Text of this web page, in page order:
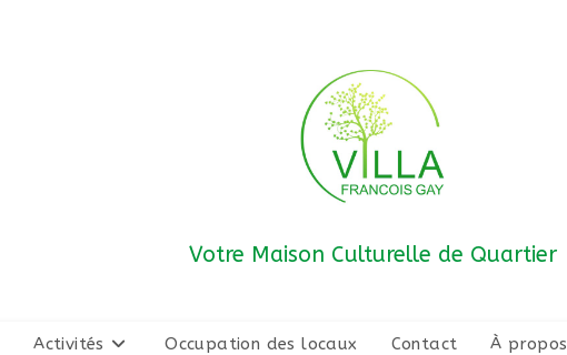
Votre Maison Culturelle de Quartier
Activités Occupation des locaux Contact À propos